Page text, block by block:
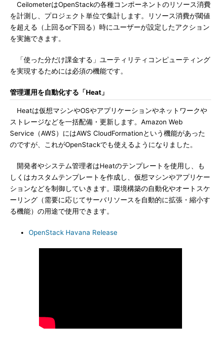
CeilometerはOpenStackの各種コンポーネントのリソース消費
を計測し、プロジェクト単位で集計します。リソース消費が閾値
を超える（上回るor下回る）時にユーザーが設定したアクション
を実施できます。
「使った分だけ課金する」ユーティリティコンピューティング
を実現するためには必須の機能です。
管理運用を自動化する「Heat」
Heatは仮想マシンやOSやアプリケーションやネットワークや
ストレージなどを一括配備・更新します。Amazon Web
Service（AWS）にはAWS CloudFormationという機能があった
のですが、これがOpenStackでも使えるようになりました。
開発者やシステム管理者はHeatのテンプレートを使用し、も
しくはカスタムテンプレートを作成し、仮想マシンやアプリケー
ションなどを制御していきます。環境構築の自動化やオートスケ
ーリング（需要に応じてサーバリソースを自動的に拡張・縮小す
る機能）の用途で使用できます。
OpenStack Havana Release